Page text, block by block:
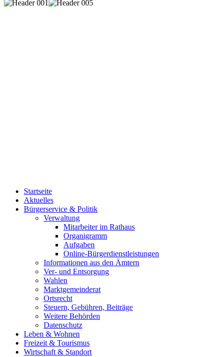
Startseite
Aktuelles
Bürgerservice & Politik
Verwaltung
Mitarbeiter im Rathaus
Organigramm
Aufgaben
Online-Bürgerdienstleistungen
Informationen aus den Ämtern
Ver- und Entsorgung
Wahlen
Marktgemeinderat
Ortsrecht
Steuern, Gebühren, Beiträge
Weitere Behörden
Datenschutz
Leben & Wohnen
Freizeit & Tourismus
Wirtschaft & Standort